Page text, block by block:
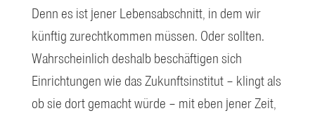
Denn es ist jener Lebensabschnitt, in dem wir
künftig zurechtkommen müssen. Oder sollten.
Wahrscheinlich deshalb beschäftigen sich
Einrichtungen wie das Zukunftsinstitut – klingt als
ob sie dort gemacht würde – mit eben jener Zeit,